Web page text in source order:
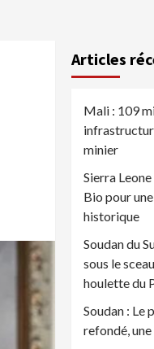
Articles
Mali : 109
minier
Sierra
Bio pour
historique
Soudan du
sous le
houlette du
Soudan : Le
refondé,